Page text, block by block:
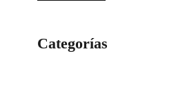
Categorías